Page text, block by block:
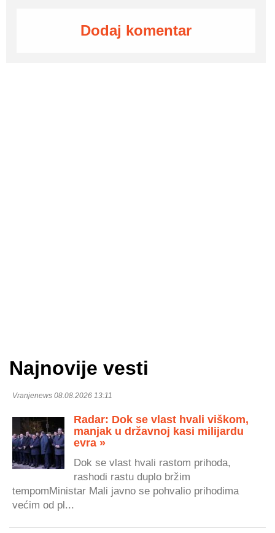
Dodaj komentar
Najnovije vesti
Vranjenews 08.08.2026 13:11
Radar: Dok se vlast hvali viškom,
manjak u državnoj kasi milijardu
evra »
Dok se vlast hvali rastom prihoda,
rashodi rastu duplo bržim
tempomMinistar Mali javno se pohvalio prihodima
većim od pl...